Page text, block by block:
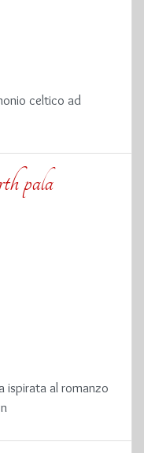
celtico ad
pala
ispirata al romanzo